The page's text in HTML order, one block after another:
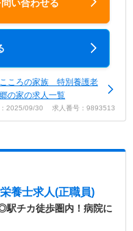
い合わせる
ころの家族 特別養護老
の家の求人一覧
2025/09/30 求人番号：9893513
養士求人(正職員)
駅チカ徒歩圏内！病院に